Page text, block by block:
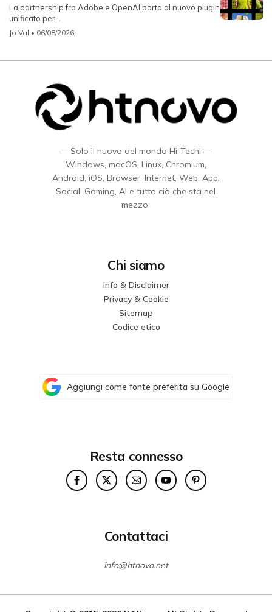
La partnership fra Adobe e OpenAI porta al nuovo plugin
unificato per...
Jo Val • 06/08/2026
— Solo il nuovo del mondo Hi-Tech! —
Windows, macOS, Linux, Chromium,
Android, iOS, Browser, Internet, Web, App,
Social, Gaming, AI e tutto ciò che sta nel
mezzo.
Chi siamo
Info & Disclaimer
Privacy & Cookie
Sitemap
Codice etico
Aggiungi come fonte preferita su Google
Resta connesso
Contattaci
info@htnovo.net